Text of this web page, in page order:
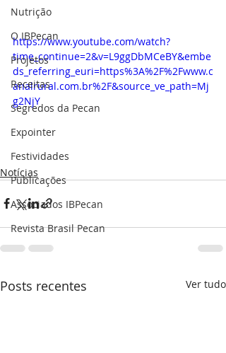
Nutrição
O IBPecan
Projetos
Receitas
Segredos da Pecan
Expointer
Festividades
Publicações
Associados IBPecan
Revista Brasil Pecan
https://www.youtube.com/watch?
time_continue=2&v=L9ggDbMCeBY&embe
ds_referring_euri=https%3A%2F%2Fwww.c
analrural.com.br%2F&source_ve_path=Mj
g2NjY
Notícias
Posts recentes Ver tudo